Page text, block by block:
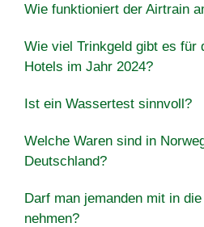
Wie funktioniert der Airtrain
Wie viel Trinkgeld gibt es für
Hotels im Jahr 2024?
Ist ein Wassertest sinnvoll?
Welche Waren sind in
Deutschland?
Darf man jemanden mit in
nehmen?